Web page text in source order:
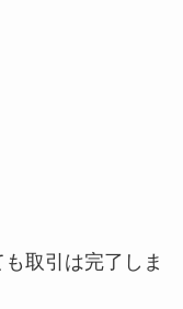
取引は完了しま